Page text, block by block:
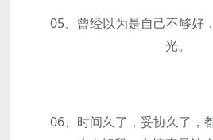
05、曾经以为是自己不够好
光。
06、时间久了，妥协久了，